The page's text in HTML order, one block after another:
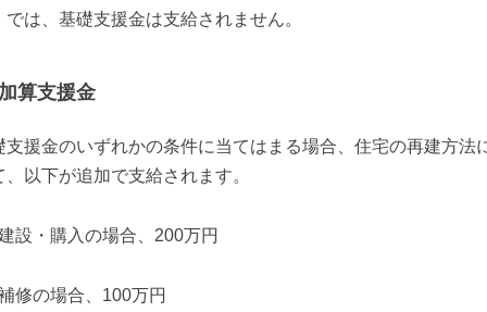
では、基礎支援金は支給されません。
加算支援金
支援金のいずれかの条件に当てはまる場合、住宅の再建方法
、以下が追加で支給されます。
設・購入の場合、200万円
修の場合、100万円